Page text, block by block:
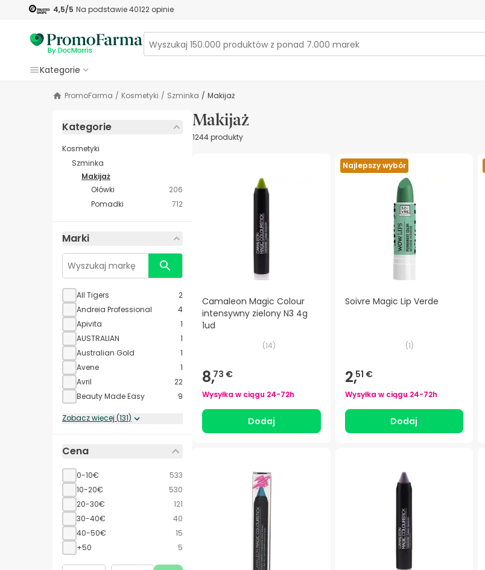
4,5/5 Na podstawie40122 opinie
Kategorie
PromoFarma / Kosmetyki / Szminka / Makijaż
Kategorie
Kosmetyki
Szminka
Makijaż
Ołówki
206
Pomadki
712
Marki
All Tigers
2
Andreia Professional
4
Apivita
1
AUSTRALIAN
1
Australian Gold
1
Avene
1
Avril
22
Beauty Made Easy
9
Zobacz więcej (131)
Cena
0-10€
533
10-20€
530
20-30€
121
30-40€
40
40-50€
15
+50
5
Makijaż
1244 produkty
Camaleon Magic Colour
intensywny zielony N3 4g
1ud
(14)
8,73 €
Wysyłka w ciągu 24-72h
Dodaj
Najlepszy wybór
Soivre Magic Lip Verde
(1)
2,51 €
Wysyłka w ciągu 24-72h
Dodaj